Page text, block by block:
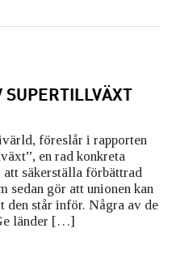
SUPERTILLVÄXT
föreslår i rapporten
en rad konkreta
säkerställa förbättrad
sedan gör att unionen kan
den står inför. Några av de
länder […]